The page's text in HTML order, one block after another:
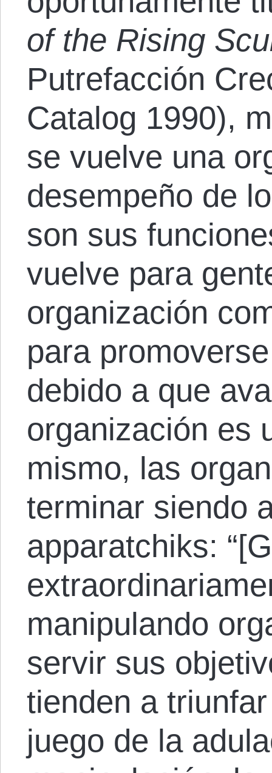
of the Rising
Putrefacción
Catalog 1990),
se vuelve una
desempeño de
son sus
vuelve para
organización
para
debido a que
organización es
mismo, las
terminar siendo
apparatchiks:
manipulando
servir sus
tienden a
juego de la